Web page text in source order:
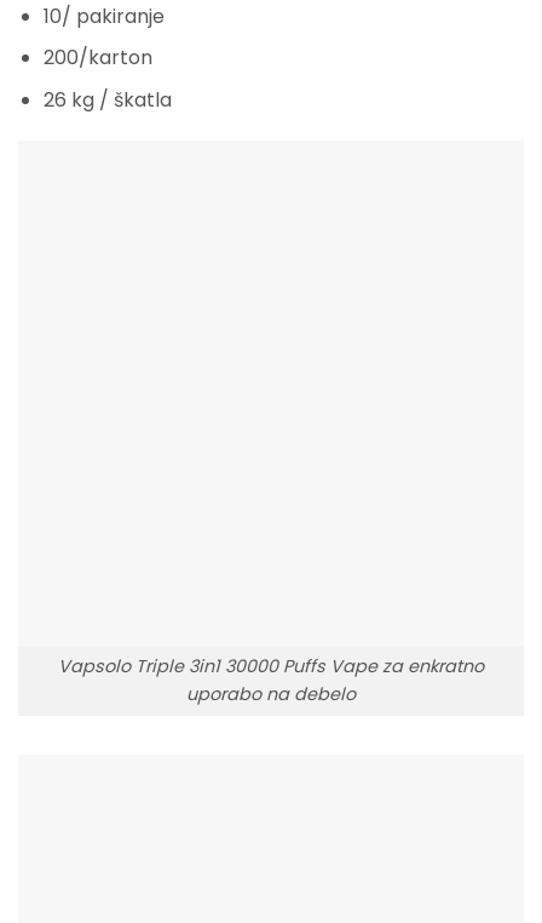
10/ pakiranje
200/karton
26 kg / škatla
Vapsolo Triple 3in1 30000 Puffs Vape za enkratno
uporabo na debelo